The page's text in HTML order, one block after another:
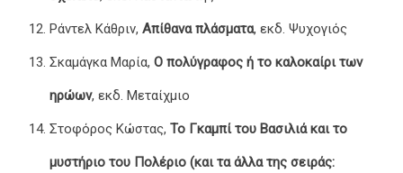
Ράντελ Κάθριν, Απίθανα πλάσματα, εκδ. Ψυχογιός
Σκαμάγκα Μαρία, Ο πολύγραφος ή το καλοκαίρι των
ηρώων, εκδ. Μεταίχμιο
Στοφόρος Κώστας, Το Γκαμπί του Βασιλιά και το
μυστήριο του Πολέριο (και τα άλλα της σειράς: